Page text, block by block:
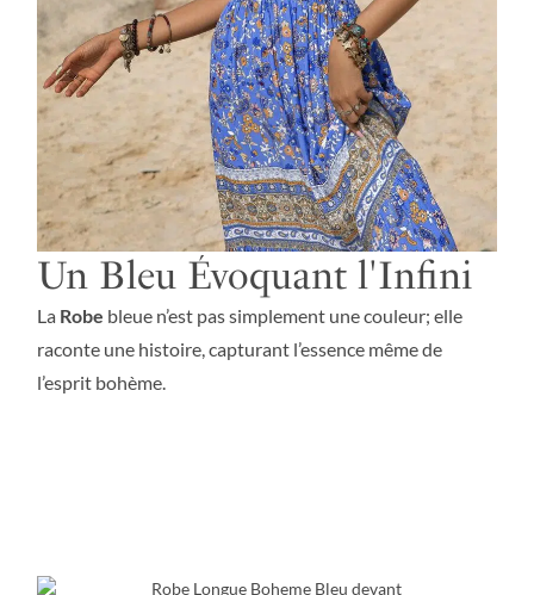
Un Bleu Évoquant l'Infini
La Robe bleue n’est pas simplement une couleur; elle
raconte une histoire, capturant l’essence même de
l’esprit bohème.